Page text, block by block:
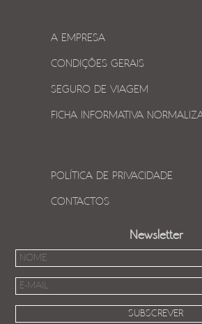
A EMPRESA
CONDIÇÕES GERAIS
SEGURO DE VIAGEM
FICHA INFORMATIVA
POLÍTICA DE PRIVACIDADE
CONTACTOS
Newsletter